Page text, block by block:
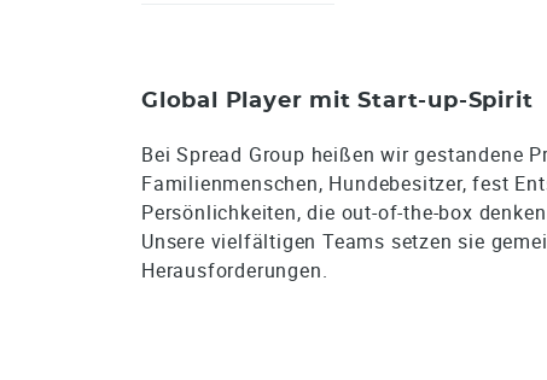
Global Player mit Start-up-Spirit
Bei Spread Group heißen wir gestandene
Familienmenschen, Hundebesitzer, fest
Persönlichkeiten, die out-of-the-box
Unsere vielfältigen Teams setzen sie
Herausforderungen.